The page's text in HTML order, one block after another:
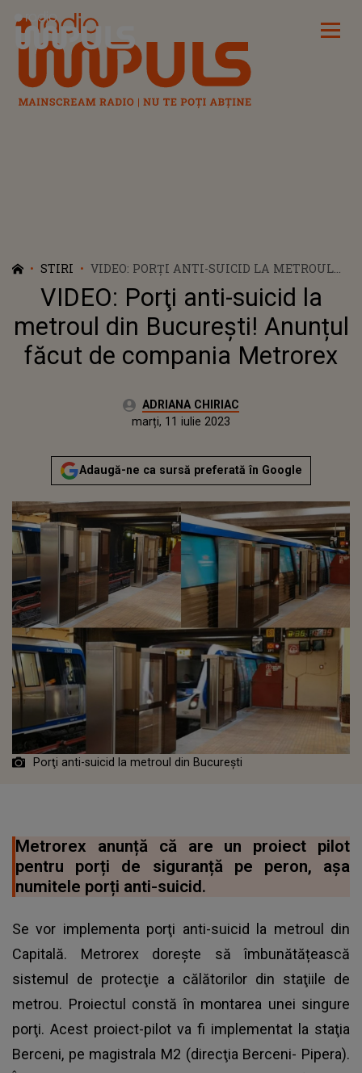
Radio Impuls
STIRI
VIDEO: PORŢI ANTI-SUICID LA METROUL
DIN BUCUREŞTI! ANUNȚUL FĂCUT DE
COMPANIA METROREX
VIDEO: Porţi anti-suicid la
metroul din Bucureşti! Anunțul
făcut de compania Metrorex
Autor:ADRIANA CHIRIAC
Actualizat:
marți, 11 iulie 2023
Adaugă-ne ca sursă preferată în Google
Porţi anti-suicid la metroul din Bucureşti
Metrorex anunță că are un proiect pilot
pentru porți de siguranță pe peron, așa
numitele porți anti-suicid.
Se vor implementa porţi anti-suicid la metroul din
Capitală. Metrorex dorește să îmbunătățească
sistemul de protecţie a călătorilor din staţiile de
metrou. Proiectul constă în montarea unei singure
porţi. Acest proiect-pilot va fi implementat la staţia
Berceni, pe magistrala M2 (direcţia Berceni- Pipera).